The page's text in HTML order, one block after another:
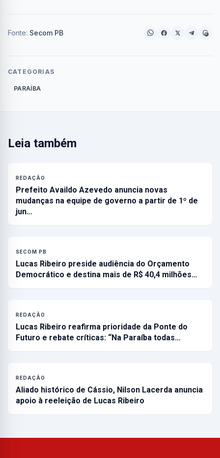
Fonte: Secom PB
CATEGORIAS
PARAÍBA
Leia também
REDAÇÃO
Prefeito Availdo Azevedo anuncia novas
mudanças na equipe de governo a partir de 1º de
jun…
SECOM PB
Lucas Ribeiro preside audiência do Orçamento
Democrático e destina mais de R$ 40,4 milhões…
REDAÇÃO
Lucas Ribeiro reafirma prioridade da Ponte do
Futuro e rebate críticas: “Na Paraíba todas…
REDAÇÃO
Aliado histórico de Cássio, Nilson Lacerda anuncia
apoio à reeleição de Lucas Ribeiro